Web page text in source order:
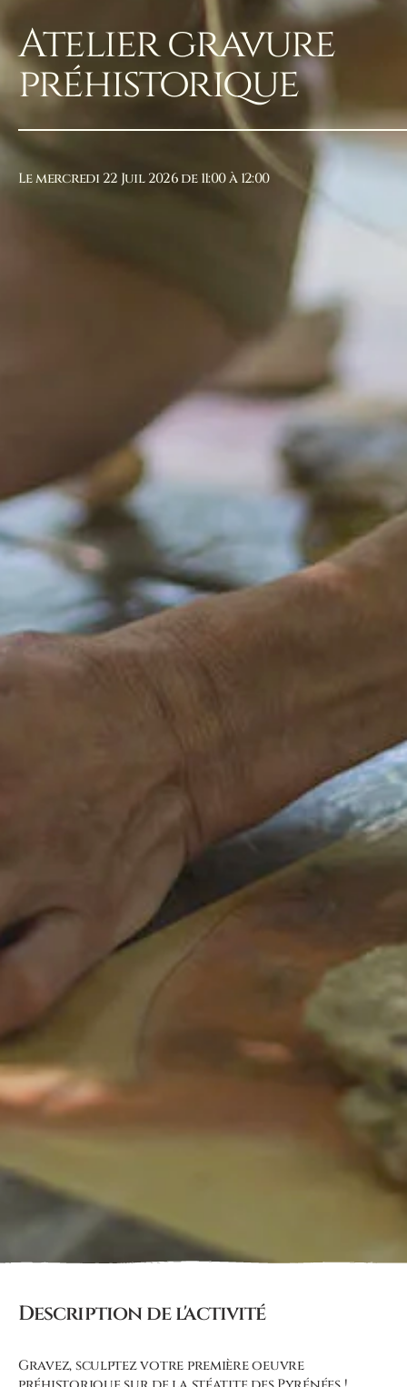
Atelier gravure
préhistorique
Le mercredi 22 Juil 2026 de 11:00 à 12:00
Description de l'activité
Gravez, sculptez votre première oeuvre